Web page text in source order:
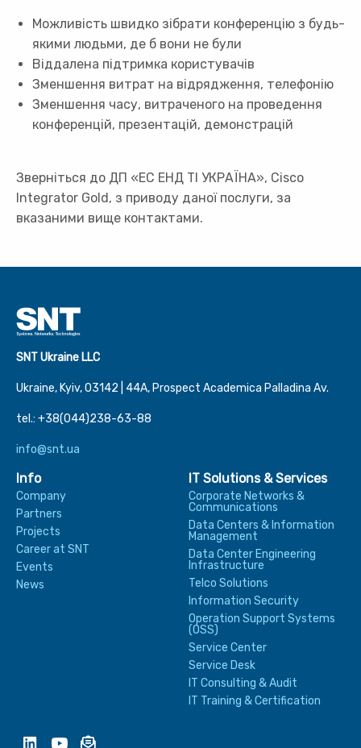
Можливість швидко зібрати конференцію з будь-
якими людьми, де б вони не були
Віддалена підтримка користувачів
Зменшення витрат на відрядження, телефонію
Зменшення часу, витраченого на проведення
конференцій, презентацій, демонстрацій
Зверніться до ДП «ЕС ЕНД ТІ УКРАЇНА», Cisco
Integrator Gold, з приводу даної послуги, за
вказаними вище контактами.
SNT Ukraine LLC
Ukraine, Kyiv, 03142 | 44А, Prospect Academica Palladina Av.
tel.: +38(044)238-63-88
info@snt.ua
Info
Company
Partners
Projects
Career at SNT
Events
News
IT Solutions & Services
Corporate Networks &
Communications
Data Centers & Information
Management
Data Center Engineering
Infrastructure
Telco Solutions
Information Security
Operation Support Systems
(OSS)
Service Center
Service Desk
IT Consulting & Audit
IT Training & Certification